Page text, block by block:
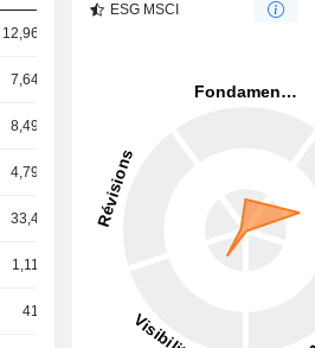
12,96 Md
7,64 Md
8,49 Md
4,79 Md 5,6 Md
33,49 M 26,82 M
1,11 Md
412 M 681 M
ESG MSCI